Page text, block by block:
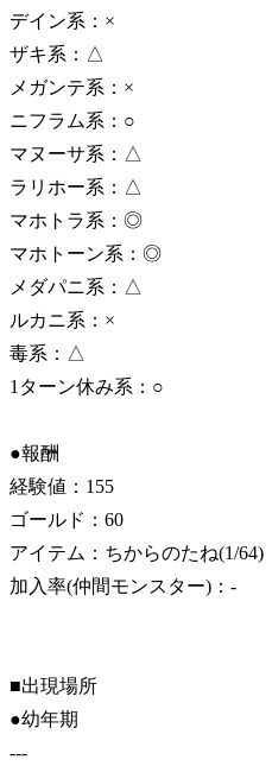
デイン系：×
ザキ系：△
メガンテ系：×
ニフラム系：○
マヌーサ系：△
ラリホー系：△
マホトラ系：◎
マホトーン系：◎
メダパニ系：△
ルカニ系：×
毒系：△
1ターン休み系：○
●報酬
経験値：155
ゴールド：60
アイテム：ちからのたね(1/64)
加入率(仲間モンスター)：-
■出現場所
●幼年期
---